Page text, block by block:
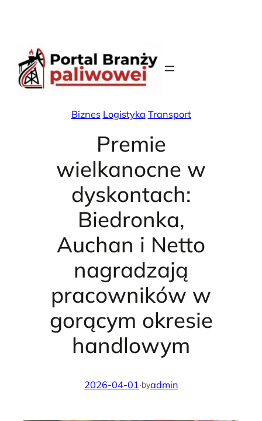
Biznes Logistyka Transport
Premie
wielkanocne w
dyskontach:
Biedronka,
Auchan i Netto
nagradzają
pracowników w
gorącym okresie
handlowym
2026-04-01·byadmin